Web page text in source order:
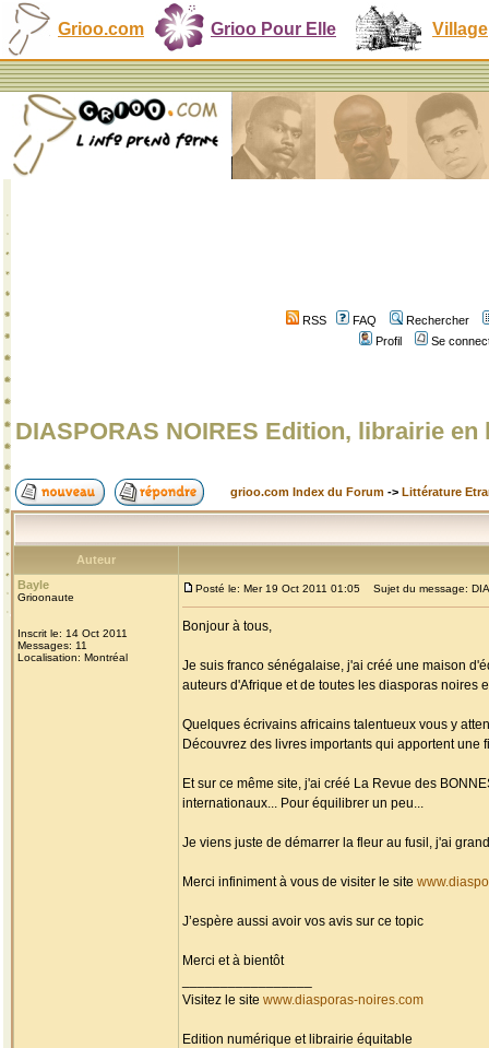
Grioo.com Grioo Pour Elle Village
RSS FAQ
Rechercher
Profil
Se
DIASPORAS NOIRES Edition, librairie en
grioo.com Index du Forum -> Littérature
Auteur
Bayle
Grioonaute
Inscrit le: 14 Oct 2011
Messages: 11
Localisation: Montréal
Posté le: Mer 19 Oct 2011 01:05 Sujet du message:
Bonjour à tous,
Je suis franco sénégalaise, j'ai créé une maison
auteurs d'Afrique et de toutes les diasporas noires
Quelques écrivains africains talentueux vous y
Découvrez des livres importants qui apportent
Et sur ce même site, j'ai créé La Revue des
internationaux... Pour équilibrer un peu...
Je viens juste de démarrer la fleur au fusil, j'ai
Merci infiniment à vous de visiter le site
J’espère aussi avoir vos avis sur ce topic
Merci et à bientôt
Visitez le site www.diasporas-noires.com
Edition numérique et librairie équitable